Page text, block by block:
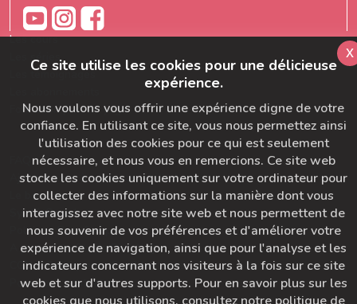
Les cours
Les séries
Les témoignages
Formation prof de yoga
Ajoutez-nous à votre carnet d'adresse
Le bon départ
SymbioBoard
Politique BaseCamp
A propos du Studio Diva Yoga
CGU & Politique de Confidentialité
Pour nous contacter
Ce site utilise les cookies pour une délicieuse
expérience.
Nous voulons vous offrir une expérience digne de votre
confiance. En utilisant ce site, vous nous permettez ainsi
l'utilisation des cookies pour ce qui est seulement
nécessaire, et nous vous en remercions. Ce site web
stocke les cookies uniquement sur votre ordinateur pour
collecter des informations sur la manière dont vous
interagissez avec notre site web et nous permettent de
nous souvenir de vos préférences et d'améliorer votre
expérience de navigation, ainsi que pour l'analyse et les
indicateurs concernant nos visiteurs à la fois sur ce site
web et sur d'autres supports. Pour en savoir plus sur les
x